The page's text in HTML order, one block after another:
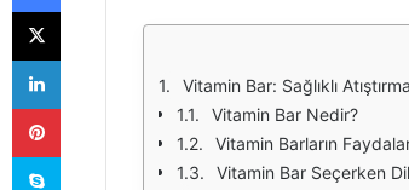
Vitamin Bar: Sağlıklı
Vitamin Bar Nedir?
Vitamin Barların
Vitamin Bar Seçerken
X
LinkedIn
Pinterest
Skype